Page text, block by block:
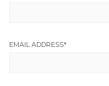
EMAIL ADDRESS*